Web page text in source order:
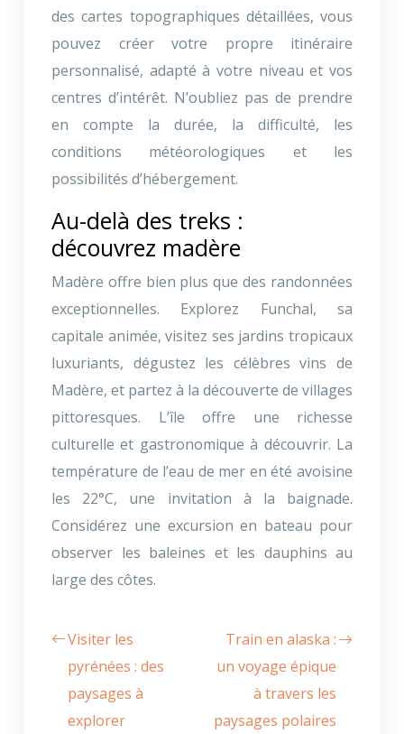
des cartes topographiques détaillées, vous
pouvez créer votre propre itinéraire
personnalisé, adapté à votre niveau et vos
centres d’intérêt. N’oubliez pas de prendre
en compte la durée, la difficulté, les
conditions météorologiques et les
possibilités d’hébergement.
Au-delà des treks :
découvrez madère
Madère offre bien plus que des randonnées
exceptionnelles. Explorez Funchal, sa
capitale animée, visitez ses jardins tropicaux
luxuriants, dégustez les célèbres vins de
Madère, et partez à la découverte de villages
pittoresques. L’île offre une richesse
culturelle et gastronomique à découvrir. La
température de l’eau de mer en été avoisine
les 22°C, une invitation à la baignade.
Considérez une excursion en bateau pour
observer les baleines et les dauphins au
large des côtes.
Visiter les
pyrénées : des
paysages à
explorer
Train en alaska :
un voyage épique
à travers les
paysages polaires